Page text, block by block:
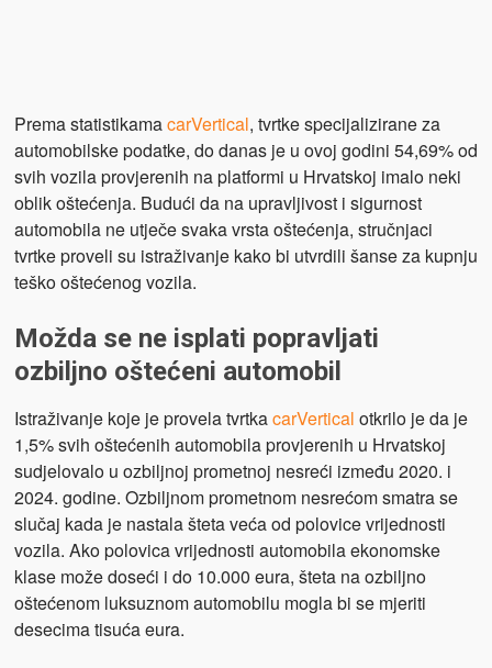
Prema statistikamacarVertical, tvrtke specijalizirane za
automobilske podatke, do danas je u ovoj godini 54,69% od
svih vozila provjerenih na platformi u Hrvatskoj imalo neki
oblik oštećenja. Budući da na upravljivost i sigurnost
automobila ne utječe svaka vrsta oštećenja, stručnjaci
tvrtke proveli su istraživanje kako bi utvrdili šanse za kupnju
teško oštećenog vozila.
Možda se ne isplati popravljati
ozbiljno oštećeni automobil
Istraživanje koje je provela tvrtkacarVertical otkrilo je da je
1,5% svih oštećenih automobila provjerenih u Hrvatskoj
sudjelovalo u ozbiljnoj prometnoj nesreći između 2020. i
2024. godine. Ozbiljnom prometnom nesrećom smatra se
slučaj kada je nastala šteta veća od polovice vrijednosti
vozila. Ako polovica vrijednosti automobila ekonomske
klase može doseći i do 10.000 eura, šteta na ozbiljno
oštećenom luksuznom automobilu mogla bi se mjeriti
desecima tisuća eura.